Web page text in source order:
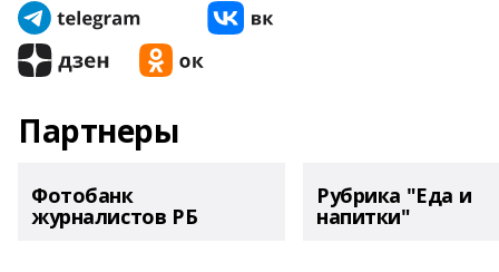
Партнеры
Фотобанк
журналистов РБ
Рубрика "Еда и
напитки"